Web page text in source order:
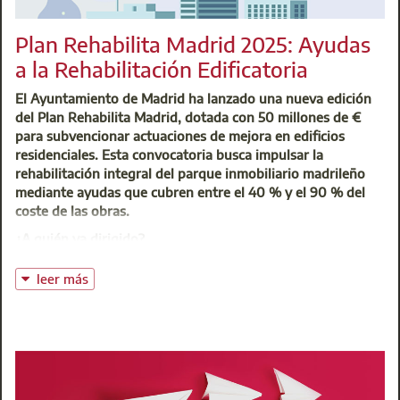
Centro de Atención Integral (CAI)
t: 91 701 45 00
@:buzoninfo@aparejadoresmadrid.es
Plan Rehabilita Madrid 2025: Ayudas
a la Rehabilitación Edificatoria
El Ayuntamiento de Madrid ha lanzado una nueva edición
del Plan Rehabilita Madrid, dotada con 50 millones de €
para subvencionar actuaciones de mejora en edificios
residenciales. Esta convocatoria busca impulsar la
rehabilitación integral del parque inmobiliario madrileño
mediante ayudas que cubren entre el 40 % y el 90 % del
coste de las obras.
Pueden solicitar las ayudas:
Los edificios deben estar construidos antes de 1998, tener
leer más